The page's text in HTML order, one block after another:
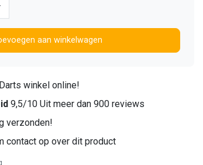
aan winkelwagen
Darts winkel online!
9,5/10 Uit meer dan 900 reviews
verzonden!
contact op over dit product